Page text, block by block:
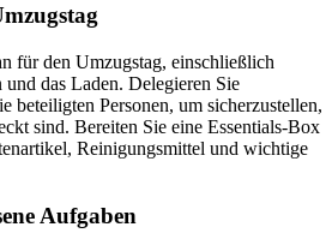
für den Umzugstag, einschließlich
das Laden. Delegieren Sie
beteiligten Personen, um sicherzustellen,
sind. Bereiten Sie eine Essentials-Box
Reinigungsmittel und wichtige
Aufgaben